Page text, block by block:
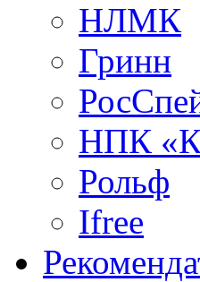
НЛМК
Гринн
НПК
Рольф
Ifree